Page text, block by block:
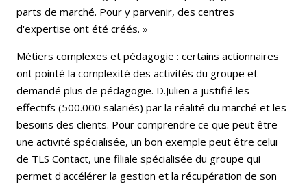
parts de marché. Pour y parvenir, des centres
d'expertise ont été créés. »
Métiers complexes et pédagogie : certains actionnaires
ont pointé la complexité des activités du groupe et
demandé plus de pédagogie. D.Julien a justifié les
effectifs (500.000 salariés) par la réalité du marché et les
besoins des clients. Pour comprendre ce que peut être
une activité spécialisée, un bon exemple peut être celui
de TLS Contact, une filiale spécialisée du groupe qui
permet d'accélérer la gestion et la récupération de son